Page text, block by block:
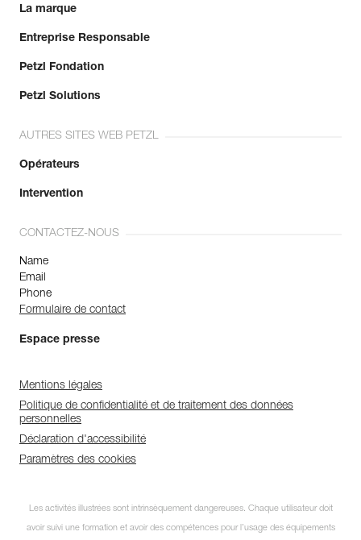
La marque
Entreprise Responsable
Petzl Fondation
Petzl Solutions
AUTRES SITES WEB PETZL
Opérateurs
Intervention
CONTACTEZ-NOUS
Name
Email
Phone
Formulaire de contact
Espace presse
Mentions légales
Politique de confidentialité et de traitement des données
personnelles
Déclaration d'accessibilité
Paramètres des cookies
Les activités illustrées sont intrinsèquement dangereuses. Chaque utilisateur doit
avoir suivi une formation et avoir des compétences pour l’usage des équipements